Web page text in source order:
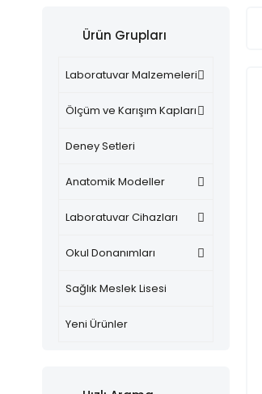
Ürün Grupları
Laboratuvar Malzemeleri
Ölçüm ve Karışım Kapları
Deney Setleri
Anatomik Modeller
Laboratuvar Cihazları
Okul Donanımları
Sağlık Meslek Lisesi
Yeni Ürünler